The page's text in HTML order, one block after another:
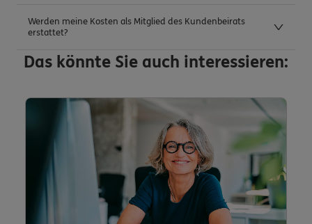
Werden meine Kosten als Mitglied des Kundenbeirats
erstattet?
Das könnte Sie auch interessieren: